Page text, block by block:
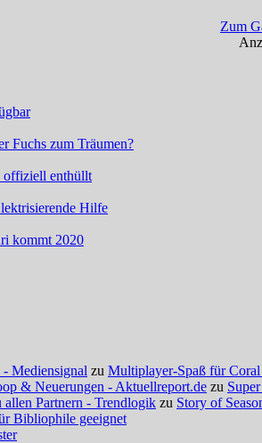
Zum
Fuchs zum Träumen?
offiziell enthüllt
Hilfe
kommt 2020
Mediensignal zu Multiplayer-Spaß für
& Neuerungen - Aktuellreport.de zu
Partnern - Trendlogik zu Story of
Bibliophile geeignet